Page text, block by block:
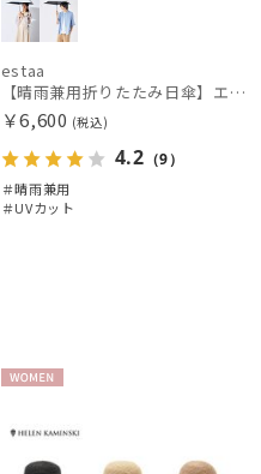
estaa
【晴雨兼用折りたたみ日傘】エスタ(estaa)REIKYAKUパラソル 50㎝ 世界初の放射冷却素材ラディクール 遮光100 UV100
￥6,600 (税込)
4.2 （9）
＃晴雨兼用
＃UVカット
N